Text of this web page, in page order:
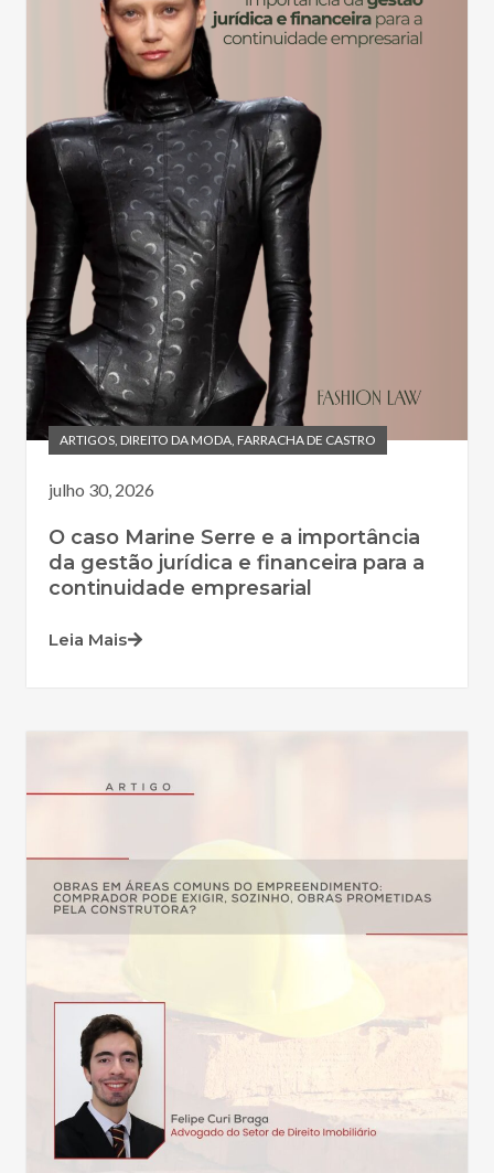
ARTIGOS, DIREITO DA MODA, FARRACHA DE CASTRO
julho 30, 2026
O caso Marine Serre e a importância
da gestão jurídica e financeira para a
continuidade empresarial
Leia Mais